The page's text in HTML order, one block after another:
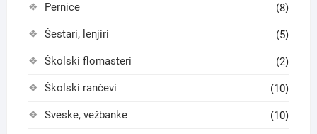
Pernice (8)
Šestari, lenjiri (5)
Školski flomasteri (2)
Školski rančevi (10)
Sveske, vežbanke (10)